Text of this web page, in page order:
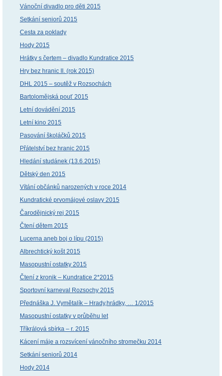
Vánoční divadlo pro děti 2015
Setkání seniorů 2015
Cesta za poklady
Hody 2015
Hrátky s čertem – divadlo Kundratice 2015
Hry bez hranic II. (rok 2015)
DHL 2015 – soutěž v Rozsochách
Bartolomějská pouť 2015
Letní dovádění 2015
Letní kino 2015
Pasování školáčků 2015
Přátelství bez hranic 2015
Hledání studánek (13.6.2015)
Dětský den 2015
Vítání občánků narozených v roce 2014
Kundratické prvomájové oslavy 2015
Čarodějnický rej 2015
Čtení dětem 2015
Lucerna aneb boj o lípu (2015)
Albrechtický košt 2015
Masopustní ostatky 2015
Čtení z kronik – Kundratice 2*2015
Sportovní karneval Rozsochy 2015
Přednáška J. Vymětalík – Hrady,hrádky, … 1/2015
Masopustní ostatky v průběhu let
Tříkrálová sbírka – r. 2015
Kácení máje a rozsvícení vánočního stromečku 2014
Setkání seniorů 2014
Hody 2014